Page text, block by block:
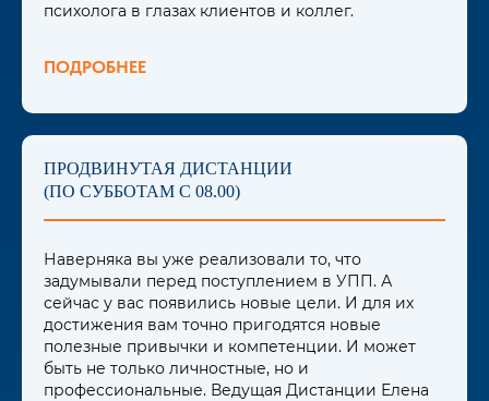
психолога в глазах клиентов и коллег.
ПОДРОБНЕЕ
ПРОДВИНУТАЯ ДИСТАНЦИИ
(ПО СУББОТАМ С 08.00)
Наверняка вы уже реализовали то, что
задумывали перед поступлением в УПП. А
сейчас у вас появились новые цели. И для их
достижения вам точно пригодятся новые
полезные привычки и компетенции. И может
быть не только личностные, но и
профессиональные. Ведущая Дистанции Елена